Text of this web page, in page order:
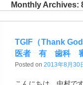
Monthly Archives:
TGIF（Thank
医者 有 歯科 審
Posted on 2013年8月30